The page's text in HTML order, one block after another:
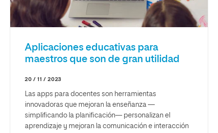
Aplicaciones educativas para
maestros que son de gran utilidad
20 / 11 / 2023
Las apps para docentes son herramientas
innovadoras que mejoran la enseñanza —
simplificando la planificación— personalizan el
aprendizaje y mejoran la comunicación e interacción